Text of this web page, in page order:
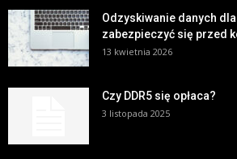
Odzyskiwanie danych
zabezpieczyć się przed
13 kwietnia 2026
Czy DDR5 się opłaca?
3 listopada 2025